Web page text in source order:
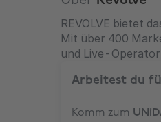
REVOLVE bietet
Mit über 400
und Live-
Arbeitest du
Komm zum